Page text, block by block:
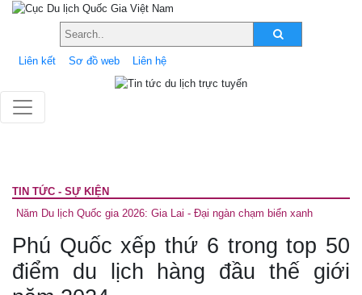
Liên kết Sơ đồ web Liên hệ
TIN TỨC - SỰ KIỆN
Năm Du lịch Quốc gia 2026: Gia Lai - Đại ngàn chạm biển xanh
Phú Quốc xếp thứ 6 trong top 50
điểm du lịch hàng đầu thế giới